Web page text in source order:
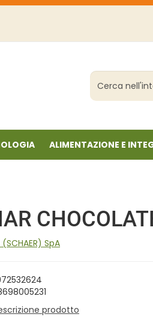
Cerca
Prodotto
ALIMENTAZIONE E
(SCHAER) SpA
prodotto